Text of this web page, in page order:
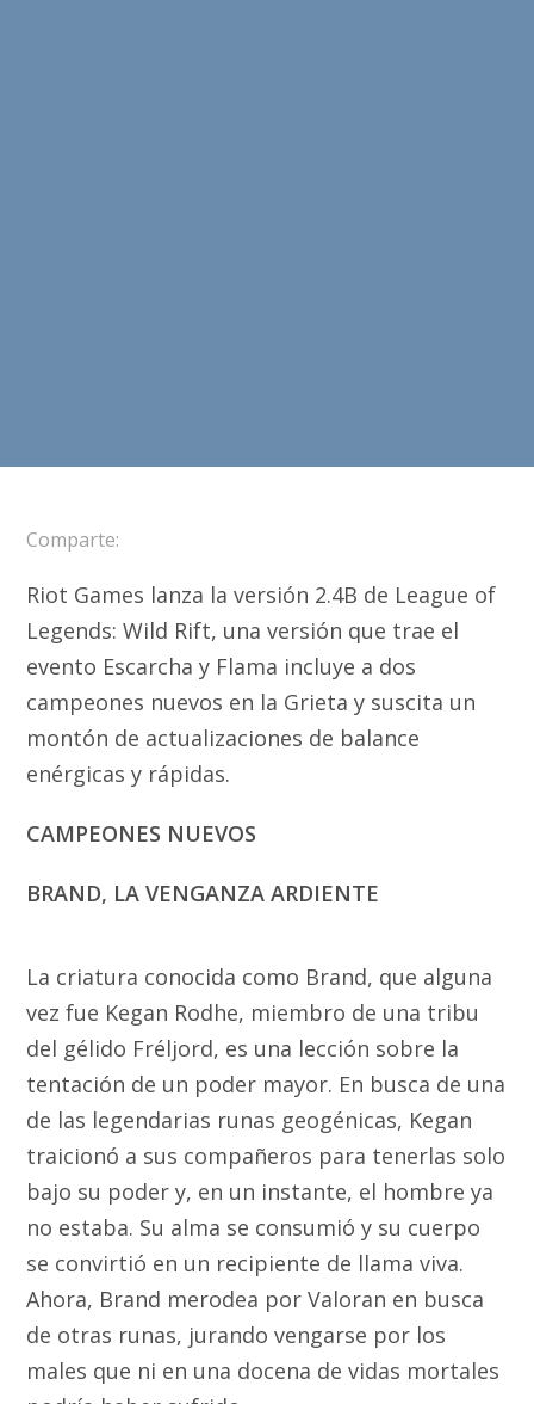
Comparte:
Riot Games lanza la versión 2.4B de League of
Legends: Wild Rift, una versión que trae el
evento Escarcha y Flama incluye a dos
campeones nuevos en la Grieta y suscita un
montón de actualizaciones de balance
enérgicas y rápidas.
CAMPEONES NUEVOS
BRAND, LA VENGANZA ARDIENTE
La criatura conocida como Brand, que alguna
vez fue Kegan Rodhe, miembro de una tribu
del gélido Fréljord, es una lección sobre la
tentación de un poder mayor. En busca de una
de las legendarias runas geogénicas, Kegan
traicionó a sus compañeros para tenerlas solo
bajo su poder y, en un instante, el hombre ya
no estaba. Su alma se consumió y su cuerpo
se convirtió en un recipiente de llama viva.
Ahora, Brand merodea por Valoran en busca
de otras runas, jurando vengarse por los
males que ni en una docena de vidas mortales